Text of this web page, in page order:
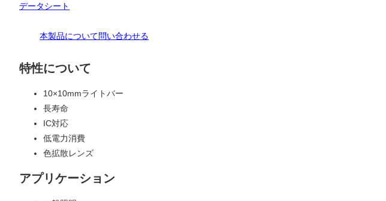
データシート
本製品について問い合わせる
特性について
10×10mmライトバー
長寿命
IC対応
低電力消費
色拡散レンズ
アプリケーション